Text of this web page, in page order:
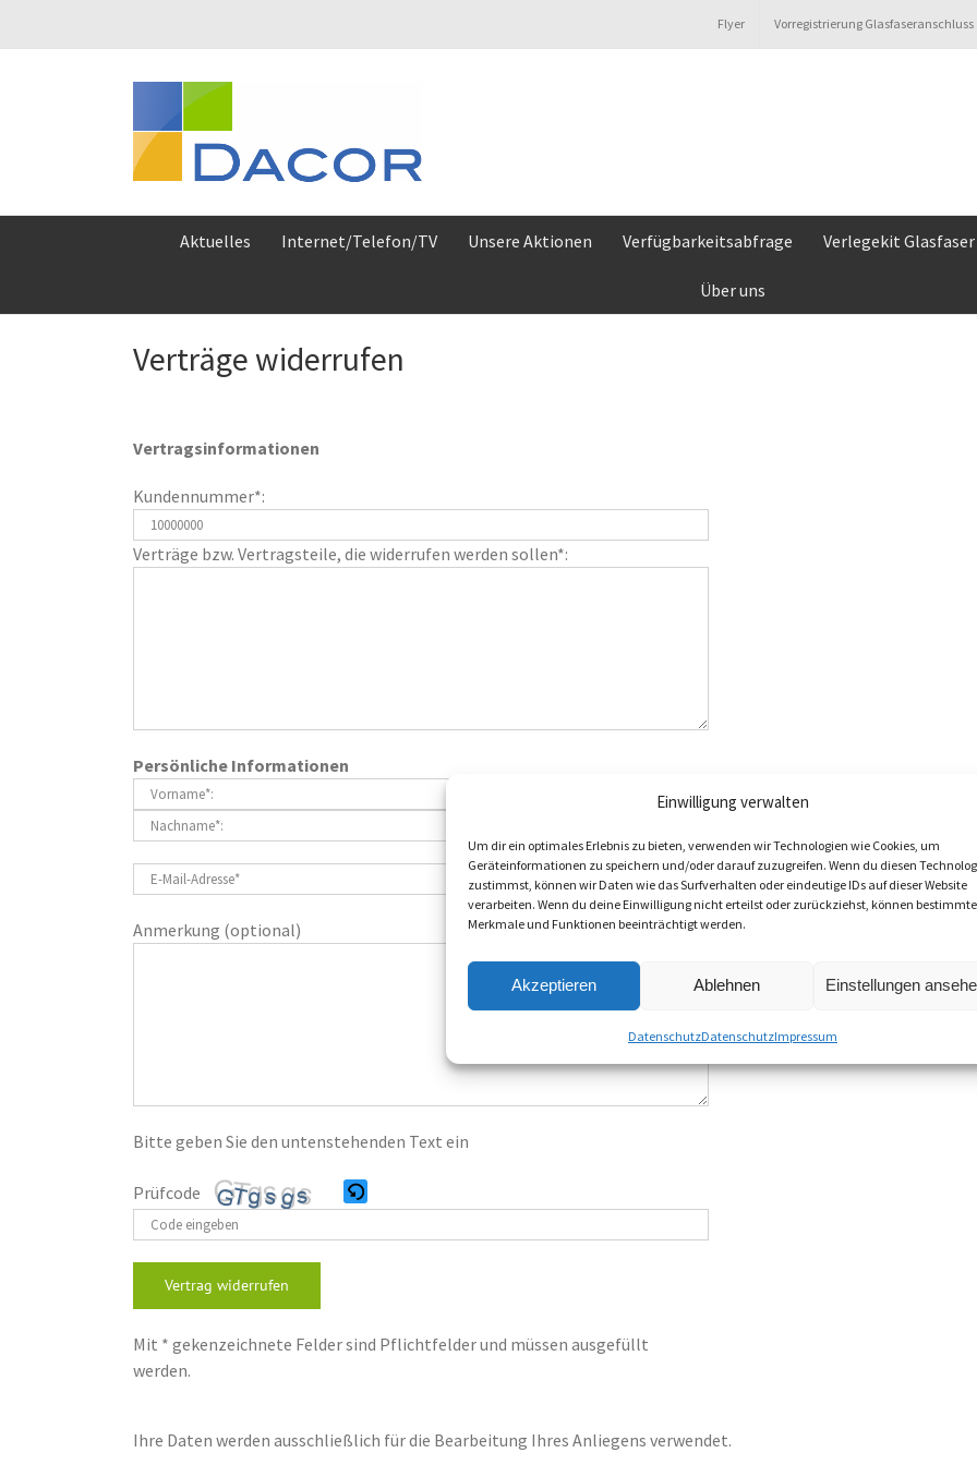
Einwilligung verwalten
Um dir ein optimales Erlebnis zu bieten, verwenden wir Technologien wie Cookies, um
Geräteinformationen zu speichern und/oder darauf zuzugreifen. Wenn du diesen
zustimmst, können wir Daten wie das Surfverhalten oder eindeutige IDs auf dieser Website
verarbeiten. Wenn du deine Einwilligung nicht erteilst oder zurückziehst, können bestimmte
Merkmale und Funktionen beeinträchtigt werden.
Akzeptieren Ablehnen Einstellungen
DatenschutzDatenschutzImpressum
Flyer Vorregistrierung Glasfaseranschluss
Aktuelles Internet/Telefon/TV Unsere Aktionen Verfügbarkeitsabfrage Verlegekit Glasfaser
Über uns
Verträge widerrufen
Vertragsinformationen
Kundennummer*:
Verträge bzw. Vertragsteile, die widerrufen werden sollen*:
Persönliche Informationen
Anmerkung (optional)
Bitte geben Sie den untenstehenden Text ein
Prüfcode
die
CAPTCHA
ein,
Mit * gekenzeichnete Felder sind Pflichtfelder und müssen ausgefüllt
werden.
Ihre Daten werden ausschließlich für die Bearbeitung Ihres Anliegens verwendet.